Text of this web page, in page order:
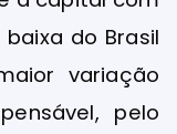
do Brasil
variação
pelo